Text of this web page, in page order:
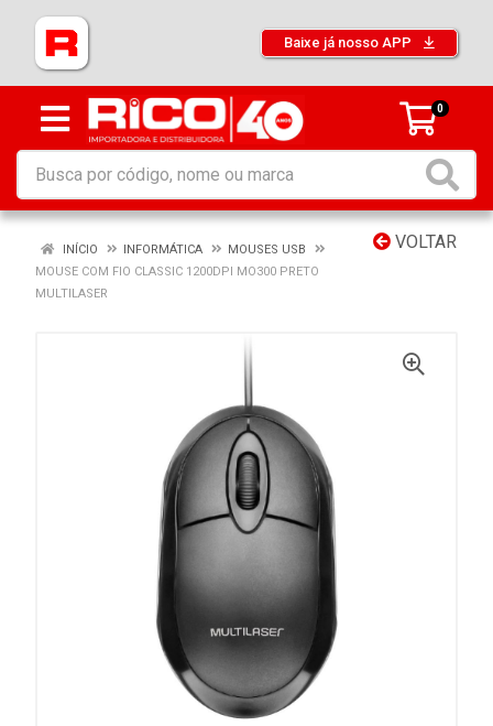
Baixe já nosso APP
0
VOLTAR
INÍCIO INFORMÁTICA
MOUSES USB
MOUSE COM FIO CLASSIC 1200DPI MO300 PRETO
MULTILASER